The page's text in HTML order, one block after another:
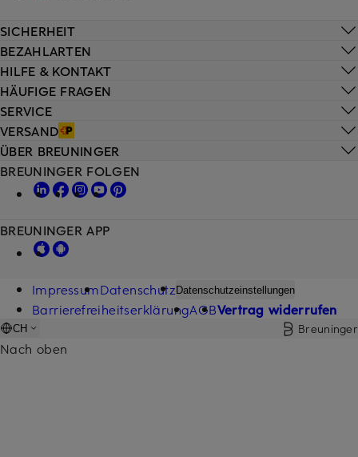
HILFE & KONTAKT
HÄUFIGE FRAGEN
SERVICE
VERSAND
SICHERHEIT
BEZAHLARTEN
ÜBER BREUNINGER
BREUNINGER FOLGEN
BREUNINGER APP
ImpressumDatenschutzDatenschutzeinstellungen
BarrierefreiheitserklärungAGBVertrag widerrufen
CH Breuninger
Nach oben